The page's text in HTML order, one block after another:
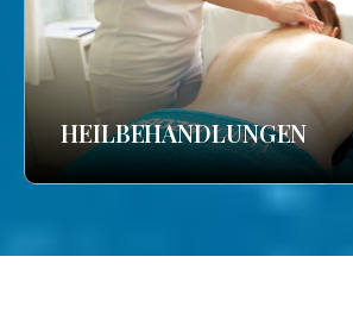
HEILBEHANDLUNGEN